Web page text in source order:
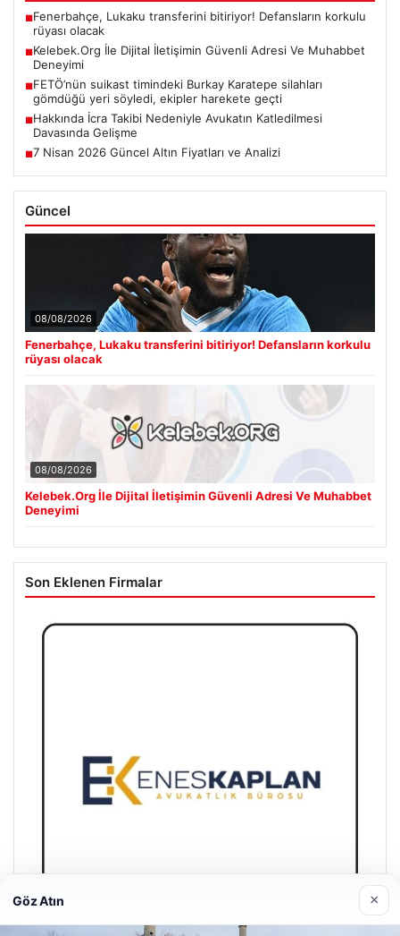
■Fenerbahçe, Lukaku transferini bitiriyor! Defansların korkulu
rüyası olacak
■Kelebek.Org İle Dijital İletişimin Güvenli Adresi Ve Muhabbet
Deneyimi
■FETÖ’nün suikast timindeki Burkay Karatepe silahları
gömdüğü yeri söyledi, ekipler harekete geçti
■Hakkında İcra Takibi Nedeniyle Avukatın Katledilmesi
Davasında Gelişme
■7 Nisan 2026 Güncel Altın Fiyatları ve Analizi
Güncel
08/08/2026
Fenerbahçe, Lukaku transferini bitiriyor! Defansların korkulu
rüyası olacak
08/08/2026
Kelebek.Org İle Dijital İletişimin Güvenli Adresi Ve Muhabbet
Deneyimi
Son Eklenen Firmalar
Göz Atın ×